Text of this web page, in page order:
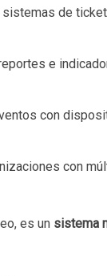
de
e
con
con
es un sistema